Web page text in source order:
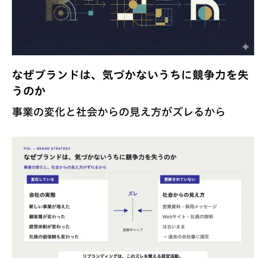
なぜブランドは、気づかないうちに競争力を失
うのか
事業の変化と社会からの見え方がズレるから